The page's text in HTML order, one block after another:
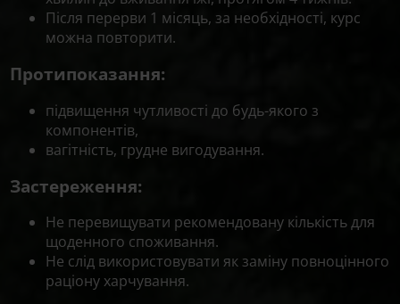
Після перерви 1 місяць, за необхідності, курс
можна повторити.
Протипоказання:
підвищення чутливості до будь-якого з
компонентів,
вагітність, грудне вигодування.
Застереження:
Не перевищувати рекомендовану кількість для
щоденного споживання.
Не слід використовувати як заміну повноцінного
раціону харчування.